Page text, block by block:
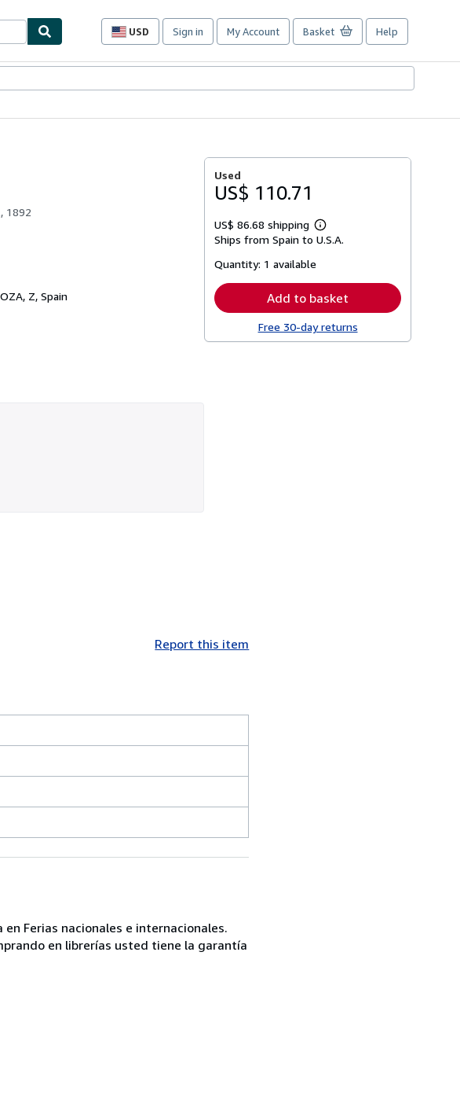
USD
Site
preferences
Sign in My Account Basket Help
1892
Z, Spain
Used
US$ 110.71
US$ 86.68 shipping
Learn
more
Ships from Spain to U.S.A.
Quantity: 1 available
Add to basket
Free 30-day returns
Report this item
Ferias nacionales e internacionales.
en librerías usted tiene la garantía